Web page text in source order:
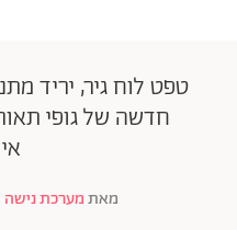
טפט לוח גיר, יריד
חדשה של גופי
מאתמערכת נישה